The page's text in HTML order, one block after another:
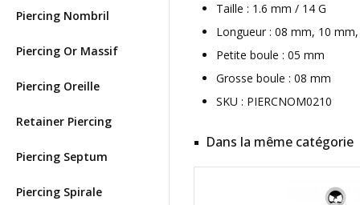
Piercing Nombril
Piercing Or Massif
Piercing Oreille
Retainer Piercing
Piercing Septum
Piercing Spirale
Taille : 1.6 mm / 14 G
Longueur : 08 mm, 10
Petite boule : 05 mm
Grosse boule : 08 mm
SKU : PIERCNOM0210
Dans la même